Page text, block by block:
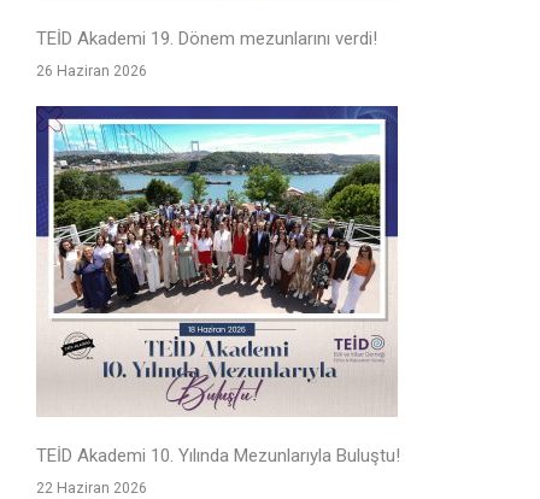
TEİD Akademi 19. Dönem mezunlarını verdi!
26 Haziran 2026
TEİD Akademi 10. Yılında Mezunlarıyla Buluştu!
22 Haziran 2026